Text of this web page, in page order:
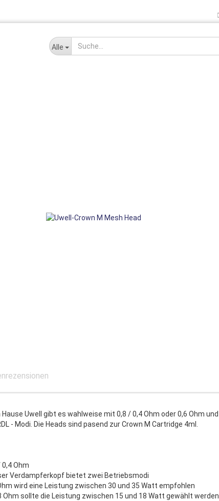
Alle
Hause Uwell gibt es wahlweise mit 0,8 / 0,4 Ohm oder 0,6 Ohm
- Modi. Die Heads sind pasend zur Crown M Cartridge 4ml.
Ohm
Verdampferkopf bietet zwei Betriebsmodi
wird eine Leistung zwischen 30 und 35 Watt empfohlen
sollte die Leistung zwischen 15 und 18 Watt gewählt werden.